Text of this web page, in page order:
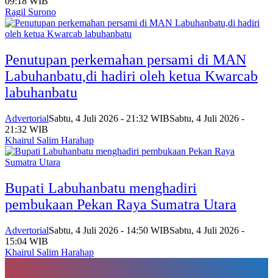
Ragil Surono
Penutupan perkemahan persami di MAN
Labuhanbatu,di hadiri oleh ketua Kwarcab
labuhanbatu
AdvertorialSabtu, 4 Juli 2026 - 21:32 WIBSabtu, 4 Juli 2026 -
21:32 WIB
Khairul Salim Harahap
Bupati Labuhanbatu menghadiri
pembukaan Pekan Raya Sumatra Utara
AdvertorialSabtu, 4 Juli 2026 - 14:50 WIBSabtu, 4 Juli 2026 -
15:04 WIB
Khairul Salim Harahap